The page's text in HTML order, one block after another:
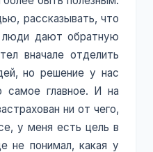
рассказывать, что
люди дают обратную
вначале отделить
но решение у нас
главное. И на
ни от чего,
у меня есть цель в
не понимал, какая у